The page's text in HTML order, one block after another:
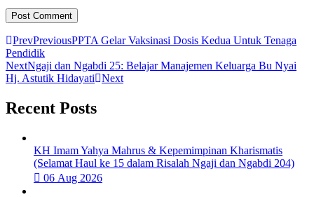
PrevPreviousPPTA Gelar Vaksinasi Dosis Kedua Untuk Tenaga
Pendidik
NextNgaji dan Ngabdi 25: Belajar Manajemen Keluarga Bu Nyai
Hj. Astutik Hidayati
Next
Recent Posts
KH Imam Yahya Mahrus & Kepemimpinan Kharismatis
(Selamat Haul ke 15 dalam Risalah Ngaji dan Ngabdi 204)
06 Aug 2026